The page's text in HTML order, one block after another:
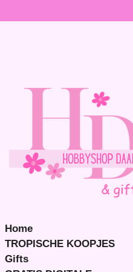
Home
TROPISCHE KOOPJES
Gifts